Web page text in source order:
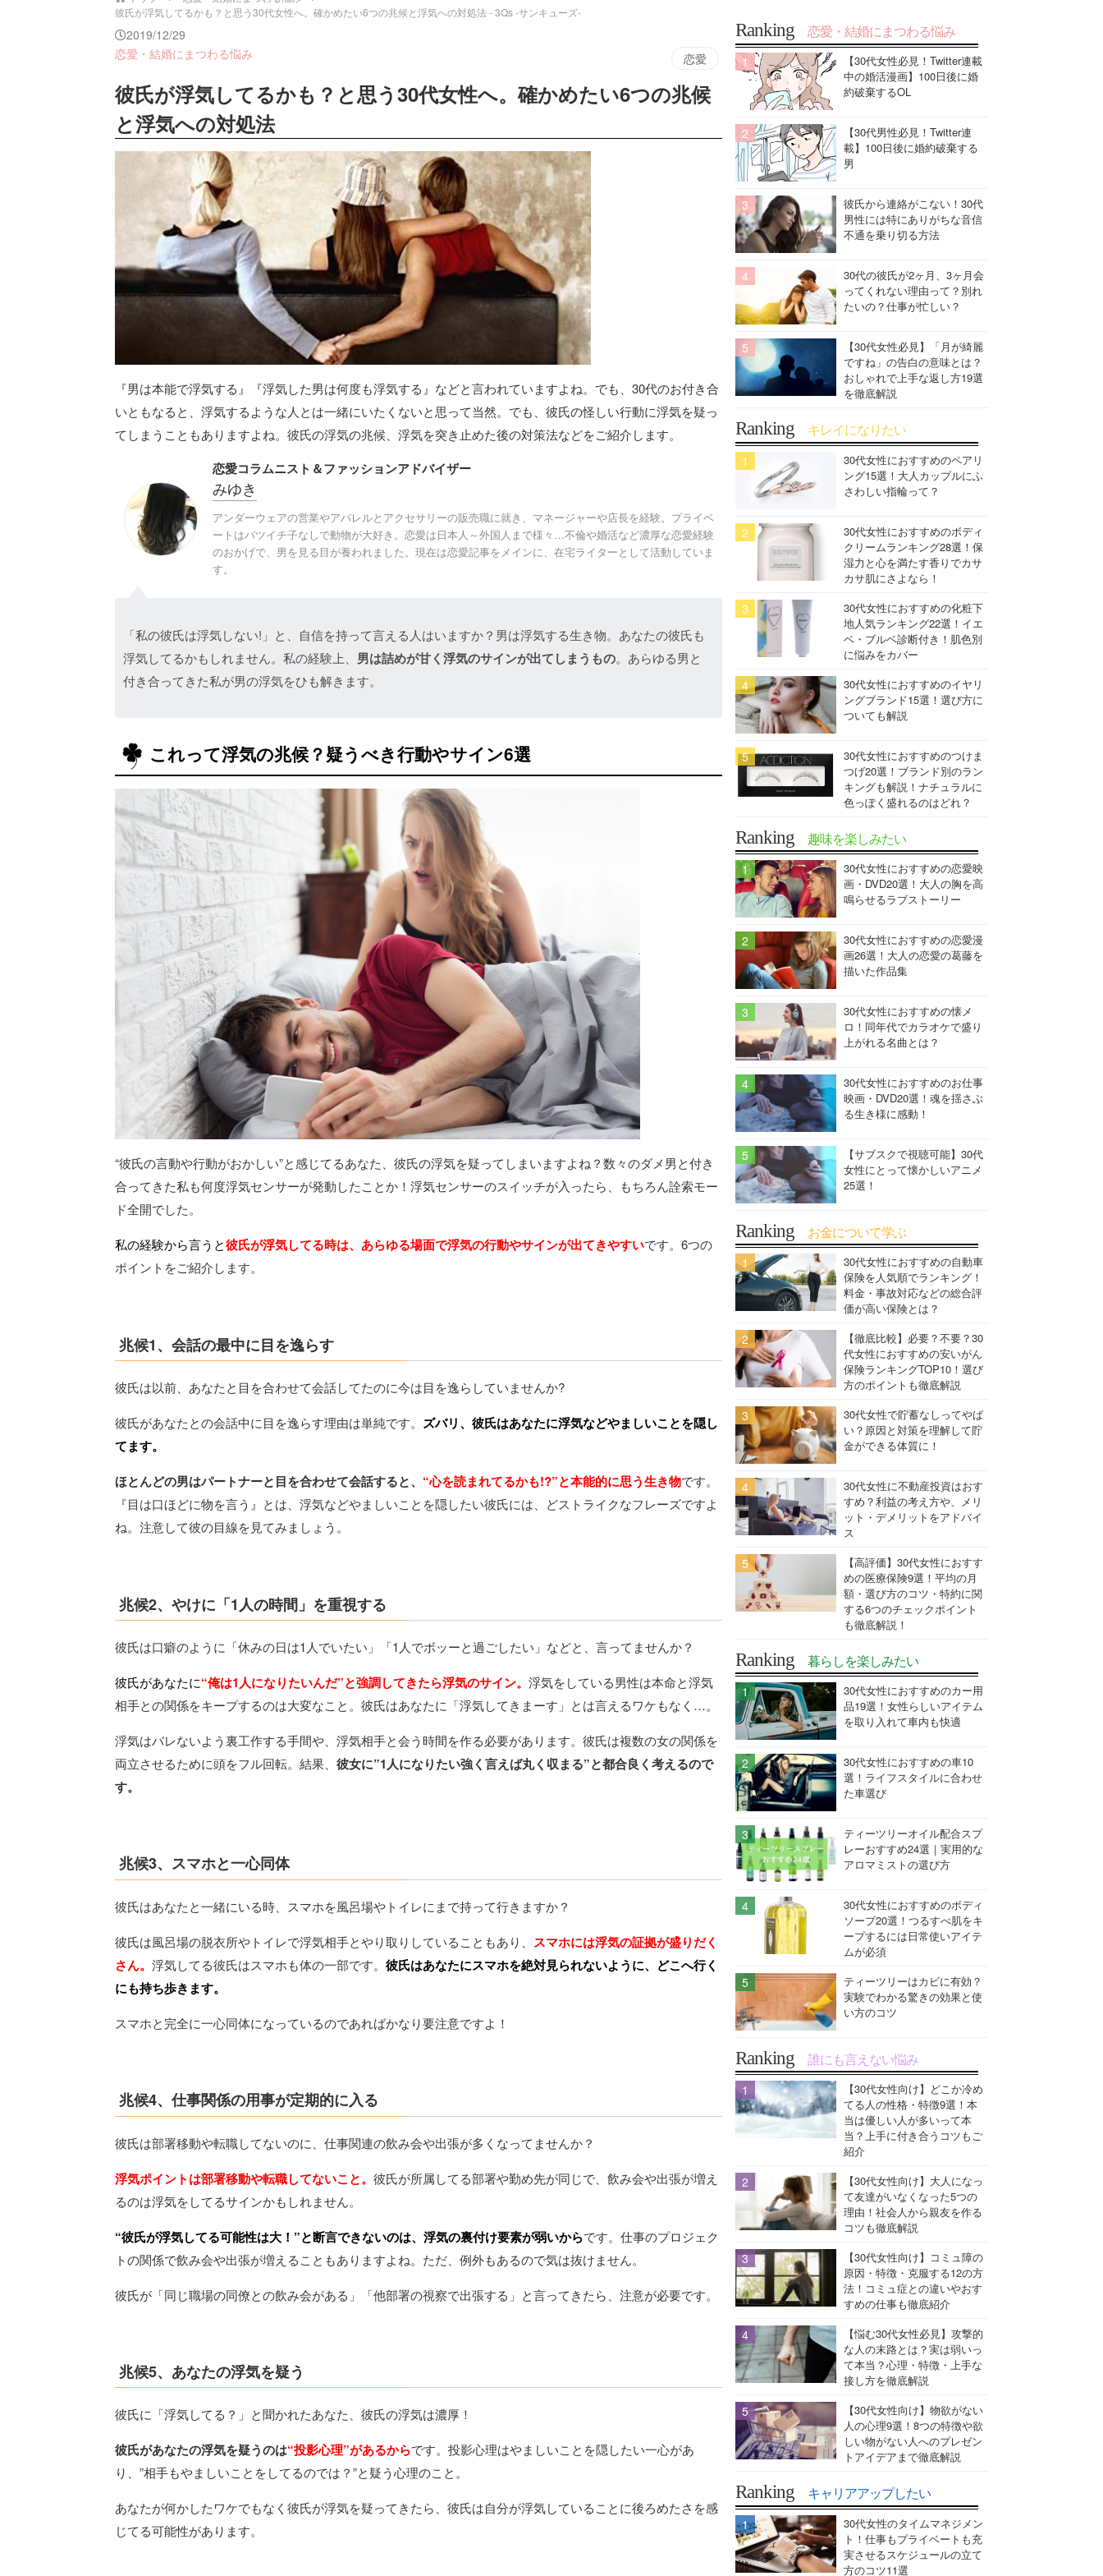
彼氏が浮気してるかも？と思う30代女性へ。確かめたい6つの兆候と浮気への対処法 - 3Qs -サンキューズ-
2019/12/29
恋愛・結婚にまつわる悩み 恋愛
彼氏が浮気してるかも？と思う30代女性へ。確かめたい6つの兆候
と浮気への対処法
『男は本能で浮気する』『浮気した男は何度も浮気する』などと言われていますよね。でも、30代のお付き合
いともなると、浮気するような人とは一緒にいたくないと思って当然。でも、彼氏の怪しい行動に浮気を疑っ
てしまうこともありますよね。彼氏の浮気の兆候、浮気を突き止めた後の対策法などをご紹介します。
恋愛コラムニスト＆ファッションアドバイザー
みゆき
アンダーウェアの営業やアパレルとアクセサリーの販売職に就き、マネージャーや店長を経験。プライベ
ートはバツイチ子なしで動物が大好き。恋愛は日本人～外国人まで様々…不倫や婚活など濃厚な恋愛経験
のおかげで、男を見る目が養われました。現在は恋愛記事をメインに、在宅ライターとして活動していま
す。
「私の彼氏は浮気しない!」と、自信を持って言える人はいますか？男は浮気する生き物。あなたの彼氏も
浮気してるかもしれません。私の経験上、 男は詰めが甘く浮気のサインが出てしまうもの。あらゆる男と
付き合ってきた私が男の浮気をひも解きます。
これって浮気の兆候？疑うべき行動やサイン6選
“彼氏の言動や行動がおかしい”と感じてるあなた、彼氏の浮気を疑ってしまいますよね？数々のダメ男と付き
合ってきた私も何度浮気センサーが発動したことか！浮気センサーのスイッチが入ったら、もちろん詮索モー
ド全開でした。
私の経験から言うと彼氏が浮気してる時は、あらゆる場面で浮気の行動やサインが出てきやすいです。6つの
ポイントをご紹介します。
兆候1、会話の最中に目を逸らす
彼氏は以前、あなたと目を合わせて会話してたのに今は目を逸らしていませんか?
彼氏があなたとの会話中に目を逸らす理由は単純です。 ズバリ、彼氏はあなたに浮気などやましいことを隠し
てます。
ほとんどの男はパートナーと目を合わせて会話すると、 “心を読まれてるかも!?”と本能的に思う生き物です。
『目は口ほどに物を言う』とは、浮気などやましいことを隠したい彼氏には、どストライクなフレーズですよ
ね。注意して彼の目線を見てみましょう。
兆候2、やけに「1人の時間」を重視する
彼氏は口癖のように「休みの日は1人でいたい」「1人でボッーと過ごしたい」などと、言ってませんか？
彼氏があなたに“俺は1人になりたいんだ”と強調してきたら浮気のサイン。 浮気をしている男性は本命と浮気
相手との関係をキープするのは大変なこと。彼氏はあなたに「浮気してきまーす」とは言えるワケもなく…。
浮気はバレないよう裏工作する手間や、浮気相手と会う時間を作る必要があります。彼氏は複数の女の関係を
両立させるために頭をフル回転。結果、 彼女に”1人になりたい強く言えば丸く収まる”と都合良く考えるので
す。
兆候3、スマホと一心同体
彼氏はあなたと一緒にいる時、スマホを風呂場やトイレにまで持って行きますか？
彼氏は風呂場の脱衣所やトイレで浮気相手とやり取りしていることもあり、 スマホには浮気の証拠が盛りだく
さん。 浮気してる彼氏はスマホも体の一部です。 彼氏はあなたにスマホを絶対見られないように、どこへ行く
にも持ち歩きます。
スマホと完全に一心同体になっているのであればかなり要注意ですよ！
兆候4、仕事関係の用事が定期的に入る
彼氏は部署移動や転職してないのに、仕事関連の飲み会や出張が多くなってませんか？
浮気ポイントは部署移動や転職してないこと。 彼氏が所属してる部署や勤め先が同じで、飲み会や出張が増え
るのは浮気をしてるサインかもしれません。
“彼氏が浮気してる可能性は大！”と断言できないのは、浮気の裏付け要素が弱いからです。仕事のプロジェク
トの関係で飲み会や出張が増えることもありますよね。ただ、例外もあるので気は抜けません。
彼氏が「同じ職場の同僚との飲み会がある」「他部署の視察で出張する」と言ってきたら、注意が必要です。
兆候5、あなたの浮気を疑う
彼氏に「浮気してる？」と聞かれたあなた、彼氏の浮気は濃厚！
彼氏があなたの浮気を疑うのは“投影心理”があるからです。投影心理はやましいことを隠したい一心があ
り、”相手もやましいことをしてるのでは？”と疑う心理のこと。
あなたが何かしたワケでもなく彼氏が浮気を疑ってきたら、彼氏は自分が浮気していることに後ろめたさを感
じてる可能性があります。
Ranking 恋愛・結婚にまつわる悩み
【30代女性必見！Twitter連載
中の婚活漫画】100日後に婚
約破棄するOL
【30代男性必見！Twitter連
載】100日後に婚約破棄する
男
彼氏から連絡がこない！30代
男性には特にありがちな音信
不通を乗り切る方法
30代の彼氏が2ヶ月、3ヶ月会
ってくれない理由って？別れ
たいの？仕事が忙しい？
【30代女性必見】「月が綺麗
ですね」の告白の意味とは？
おしゃれで上手な返し方19選
を徹底解説
Ranking キレイになりたい
30代女性におすすめのペアリ
ング15選！大人カップルにふ
さわしい指輪って？
30代女性におすすめのボディ
クリームランキング28選！保
湿力と心を満たす香りでカサ
カサ肌にさよなら！
30代女性におすすめの化粧下
地人気ランキング22選！イエ
ベ・ブルベ診断付き！肌色別
に悩みをカバー
30代女性におすすめのイヤリ
ングブランド15選！選び方に
ついても解説
30代女性におすすめのつけま
つげ20選！ブランド別のラン
キングも解説！ナチュラルに
色っぽく盛れるのはどれ？
Ranking 趣味を楽しみたい
30代女性におすすめの恋愛映
画・DVD20選！大人の胸を高
鳴らせるラブストーリー
30代女性におすすめの恋愛漫
画26選！大人の恋愛の葛藤を
描いた作品集
30代女性におすすめの懐メ
ロ！同年代でカラオケで盛り
上がれる名曲とは？
30代女性におすすめのお仕事
映画・DVD20選！魂を揺さぶ
る生き様に感動！
【サブスクで視聴可能】30代
女性にとって懐かしいアニメ
25選！
Ranking お金について学ぶ
30代女性におすすめの自動車
保険を人気順でランキング！
料金・事故対応などの総合評
価が高い保険とは？
【徹底比較】必要？不要？30
代女性におすすめの安いがん
保険ランキングTOP10！選び
方のポイントも徹底解説
30代女性で貯蓄なしってやば
い？原因と対策を理解して貯
金ができる体質に！
30代女性に不動産投資はおす
すめ？利益の考え方や、メリ
ット・デメリットをアドバイ
ス
【高評価】30代女性におすす
めの医療保険9選！平均の月
額・選び方のコツ・特約に関
する6つのチェックポイント
も徹底解説！
Ranking 暮らしを楽しみたい
30代女性におすすめのカー用
品19選！女性らしいアイテム
を取り入れて車内も快適
30代女性におすすめの車10
選！ライフスタイルに合わせ
た車選び
ティーツリーオイル配合スプ
レーおすすめ24選｜実用的な
アロマミストの選び方
30代女性におすすめのボディ
ソープ20選！つるすべ肌をキ
ープするには日常使いアイテ
ムが必須
ティーツリーはカビに有効？
実験でわかる驚きの効果と使
い方のコツ
Ranking 誰にも言えない悩み
【30代女性向け】どこか冷め
てる人の性格・特徴9選！本
当は優しい人が多いって本
当？上手に付き合うコツもご
紹介
【30代女性向け】大人になっ
て友達がいなくなった5つの
理由！社会人から親友を作る
コツも徹底解説
【30代女性向け】コミュ障の
原因・特徴・克服する12の方
法！コミュ症との違いやおす
すめの仕事も徹底紹介
【悩む30代女性必見】攻撃的
な人の末路とは？実は弱いっ
て本当？心理・特徴・上手な
接し方を徹底解説
【30代女性向け】物欲がない
人の心理9選！8つの特徴や欲
しい物がない人へのプレゼン
トアイデアまで徹底解説
Ranking キャリアアップしたい
30代女性のタイムマネジメン
ト！仕事もプライベートも充
実させるスケジュールの立て
方のコツ11選